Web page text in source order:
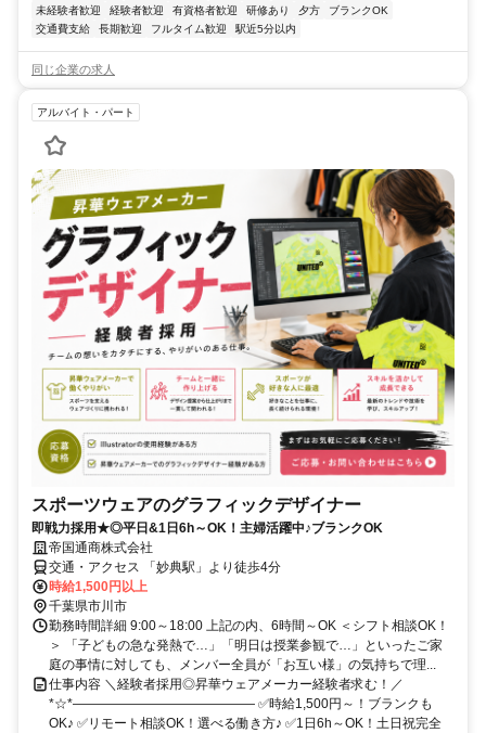
未経験者歓迎
経験者歓迎 有資格者歓迎 研修あり 夕方
ブランクOK
交通費支給
長期歓迎 フルタイム歓迎 駅近5分以内
同じ企業の求人
アルバイト・パート
スポーツウェアのグラフィックデザイナー
即戦力採用★◎平日&1日6h～OK！主婦活躍中♪ブランクOK
帝国通商株式会社
交通・アクセス 「妙典駅」より徒歩4分
時給1,500円以上
千葉県市川市
勤務時間詳細 9:00～18:00 上記の内、6時間～OK ＜シフト相談OK！
＞ 「子どもの急な発熱で…」「明日は授業参観で…」といったご家
庭の事情に対しても、メンバー全員が「お互い様」の気持ちで理...
仕事内容 ＼経験者採用◎昇華ウェアメーカー経験者求む！／
*☆*―――――――――――――― ✅時給1,500円～！ブランクも
OK♪ ✅リモート相談OK！選べる働き方♪ ✅1日6h～OK！土日祝完全